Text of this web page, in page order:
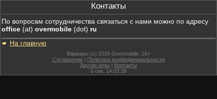
Контакты
По вопросам сотрудничества связаться с нами можно по адресу
office (at) overmobile (dot) ru
На главную
Варвары (c) 2026 Overmobile, 16+
Соглашение | Политика конфиденциальности
Другие игры | Контакты
0 сек, 14:03:38